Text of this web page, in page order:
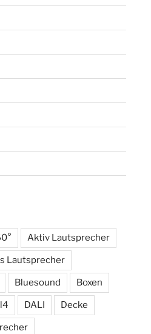
Aktiv Lautsprecher
Lautsprecher
Bluesound Boxen
DALI Decke